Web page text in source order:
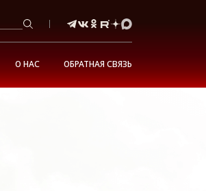
О НАС ОБРАТНАЯ СВЯЗЬ